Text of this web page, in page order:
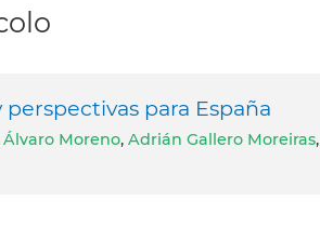
para España
Moreno, Adrián Gallero Moreiras,